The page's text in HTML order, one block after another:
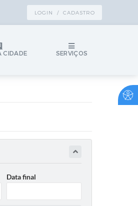
LOGIN / CADASTRO
CIDADE SERVIÇOS
Data final